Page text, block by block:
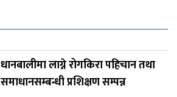
धानबालीमा लाग्ने रोगकिरा पहिचान तथा
समाधानसम्बन्धी प्रशिक्षण सम्पन्न